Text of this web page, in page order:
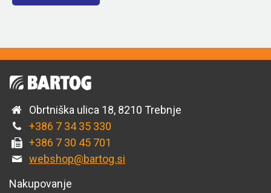
Obrtniška ulica 18, 8210 Trebnje
+386 7 34 35 330
+386 7 30 45 701
webshop@bartog.si
Nakupovanje